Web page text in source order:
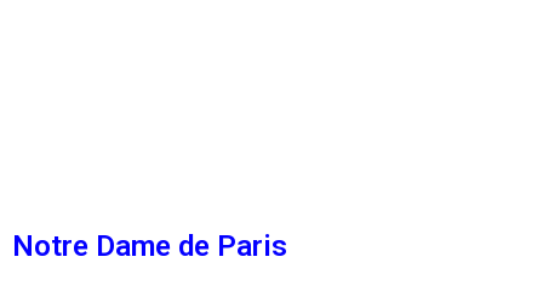
Notre Dame de Paris